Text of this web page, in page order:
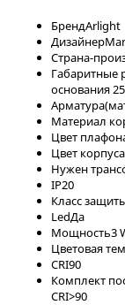
БрендArlight
Дизайнер
Страна-
Габаритные
основания
Материал
Цвет
Цвет корпуса
Нужен
IP20
Класс
LedДа
Мощность3
Цветовая
CRI90
Комплект
CRI>90